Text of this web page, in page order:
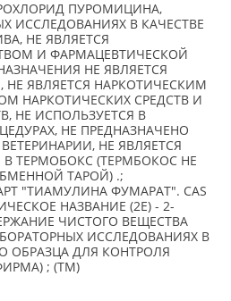
ПУРОМИЦИНА,
ИССЛЕДОВАНИЯХ В КАЧЕСТВЕ
НЕ ЯВЛЯЕТСЯ
И ФАРМАЦЕВТИЧЕСКОЙ
НЕ ЯВЛЯЕТСЯ
ЯВЛЯЕТСЯ НАРКОТИЧЕСКИМ
НАРКОТИЧЕСКИХ СРЕДСТВ И
НЕ ИСПОЛЬЗУЕТСЯ В
НЕ ПРЕДНАЗНАЧЕНО
НЕ ЯВЛЯЕТСЯ
ТЕРМОБОКС (ТЕРМБОКОС НЕ
ТАРОЙ) .;
"ТИАМУЛИНА ФУМАРАТ". CAS
НАЗВАНИЕ (2Е) - 2-
ЧИСТОГО ВЕЩЕСТВА
ИССЛЕДОВАНИЯХ В
ОБРАЗЦА ДЛЯ КОНТРОЛЯ
; (TM)